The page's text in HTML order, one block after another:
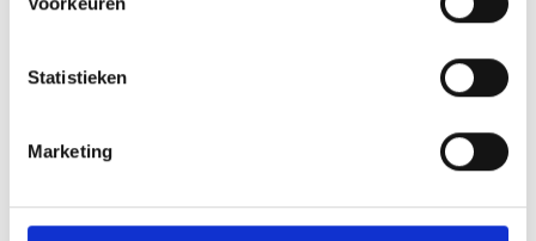
Statistieken
Marketing
INSPIRATIE
RECEPTEN EN TIPS